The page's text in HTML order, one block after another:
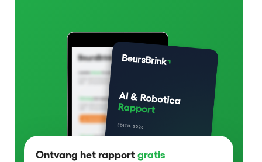
Ontvang het rapport gratis